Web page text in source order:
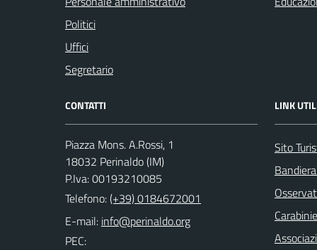
Politici
Uffici
Segretario
CONTATTI
Piazza Mons. A.Rossi, 1
18032 Perinaldo (IM)
P.Iva: 00193210085
Telefono:(+39) 0184672001
E-mail:
PEC:
LINK
Sito